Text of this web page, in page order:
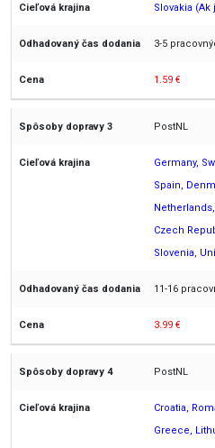
Slovakia
3-5
1.59 €
PostNL
Germany,
Spain,
Czech
Slovenia,
11-16
3.99 €
PostNL
Croatia,
Greece,